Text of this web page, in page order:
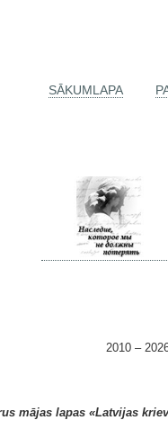
SĀKUMLAPA
2010 – 2026
mājas lapas «Latvijas